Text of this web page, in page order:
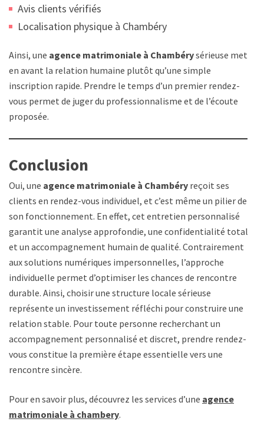
Avis clients vérifiés
Localisation physique à Chambéry
Ainsi, une agence matrimoniale à Chambérysérieuse met
en avant la relation humaine plutôt qu’une simple
inscription rapide. Prendre le temps d’un premier rendez-
vous permet de juger du professionnalisme et de l’écoute
proposée.
Conclusion
Oui, une agence matrimoniale à Chambéry reçoit ses
clients en rendez-vous individuel, et c’est même un pilier de
son fonctionnement. En effet, cet entretien personnalisé
garantit une analyse approfondie, une confidentialité totale
et un accompagnement humain de qualité. Contrairement
aux solutions numériques impersonnelles, l’approche
individuelle permet d’optimiser les chances de rencontre
durable. Ainsi, choisir une structure locale sérieuse
représente un investissement réfléchi pour construire une
relation stable. Pour toute personne recherchant un
accompagnement personnalisé et discret, prendre rendez-
vous constitue la première étape essentielle vers une
rencontre sincère.
Pour en savoir plus, découvrez les services d’une agence
matrimoniale à chambery.